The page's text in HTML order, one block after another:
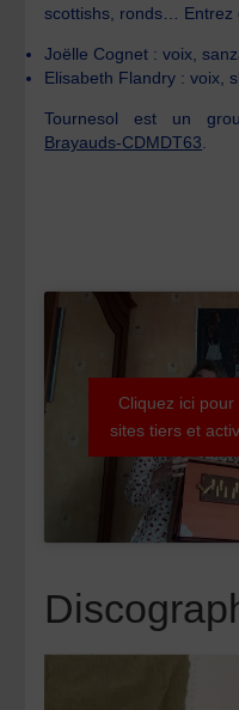
scottishs, ronds… Entrez
Joëlle Cognet : voix,
Elisabeth Flandry : voix,
Tournesol est un
Brayauds-CDMDT63.
Cliquez ici
sites tiers et